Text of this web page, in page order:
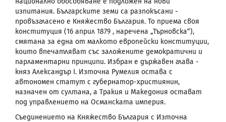
изпитания. Българските земи са разпокъсани -
провъзгласено е Княжество България. То приема своя
конституция (16 април 1879 , наречена „Търновска“),
смятана за една от малкото европейски конституции,
които впечатляват със заложените демократични и
парламентарни принципи. Избран е държавен глава -
княз Александър I. Източна Румелия остава с
автономен статут с губернатор-християнин,
назначен от султана, а Тракия и Македония остават
под управлението на Османската империя.
Съединението на Княжество България с Източна